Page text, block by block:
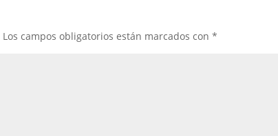
Los campos obligatorios están marcados con*